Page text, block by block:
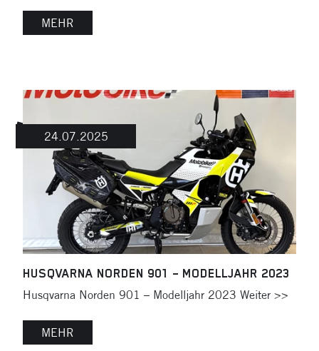
MEHR
24.07.2025
HUSQVARNA NORDEN 901 – MODELLJAHR 2023
Husqvarna Norden 901 – Modelljahr 2023 Weiter >>
MEHR